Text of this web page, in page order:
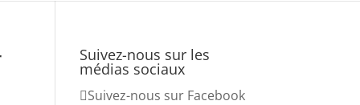
Suivez-nous sur les
médias sociaux
Suivez-nous sur Facebook